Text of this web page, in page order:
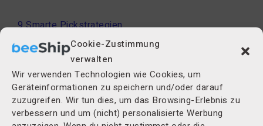
Cookie-Zustimmung
verwalten
Wir verwenden Technologien wie Cookies, um
Geräteinformationen zu speichern und/oder darauf
zuzugreifen. Wir tun dies, um das Browsing-Erlebnis zu
verbessern und um (nicht) personalisierte Werbung
9 Smarte Pickstrategien
Pick-Pack-Ship
Lager Management
Bestell Management
Retouren
BI & Reporting
Lieferantenmanagement